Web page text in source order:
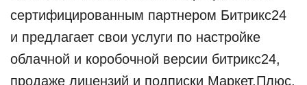
сертифицированным партнером Битрикс24
и предлагает свои услуги по настройке
облачной и коробочной версии битрикс24,
продаже лицензий и подписки Маркет.Плюс.